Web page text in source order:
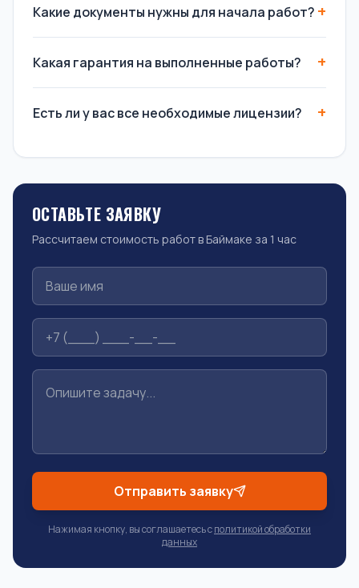
Какие документы нужны для начала работ?
Какая гарантия на выполненные работы?
Есть ли у вас все необходимые лицензии?
ОСТАВЬТЕ ЗАЯВКУ
Рассчитаем стоимость работ в Баймаке за 1 час
Отправить заявку
Нажимая кнопку, вы соглашаетесь сполитикой обработки
данных